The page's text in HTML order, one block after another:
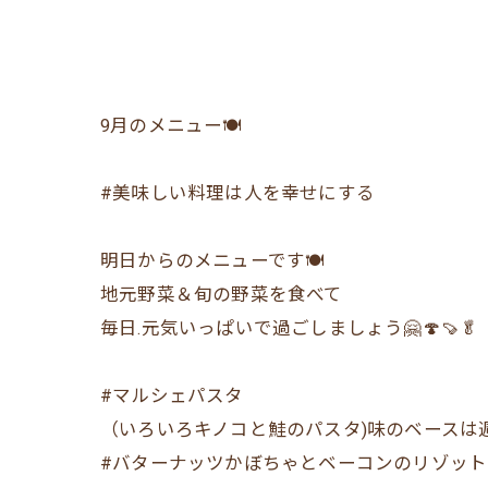
9月のメニュー🍽
#美味しい料理は人を幸せにする
明日からのメニューです🍽
地元野菜＆旬の野菜を食べて
毎日.元気いっぱいで過ごしましょう🤗🍄🍠🥬
#マルシェパスタ
（いろいろキノコと鮭のパスタ)味のベースは
#バターナッツかぼちゃとベーコンのリゾット